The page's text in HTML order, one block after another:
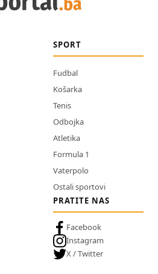
SPORT
Fudbal
Košarka
Tenis
Odbojka
Atletika
Formula 1
Vaterpolo
Ostali sportovi
PRATITE NAS
Facebook
Instagram
X / Twitter